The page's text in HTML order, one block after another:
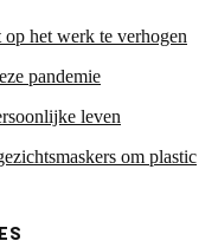
het werk te verhogen
pandemie
leven
om plastic